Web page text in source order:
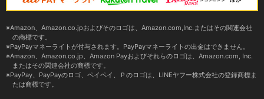
Amazon、Amazon.co.jpおよびそのロゴは、Amazon.com,Inc.またはその関連会社
の商標です。
PayPayマネーライトが付与されます。PayPayマネーライトの出金はできません。
Amazon、Amazon.co.jp、Amazon Payおよびそれらのロゴは、Amazon.com, Inc.
またはその関連会社の商標です。
PayPay、PayPayのロゴ、ペイペイ、Ｐのロゴは、LINEヤフー株式会社の登録商標ま
たは商標です。